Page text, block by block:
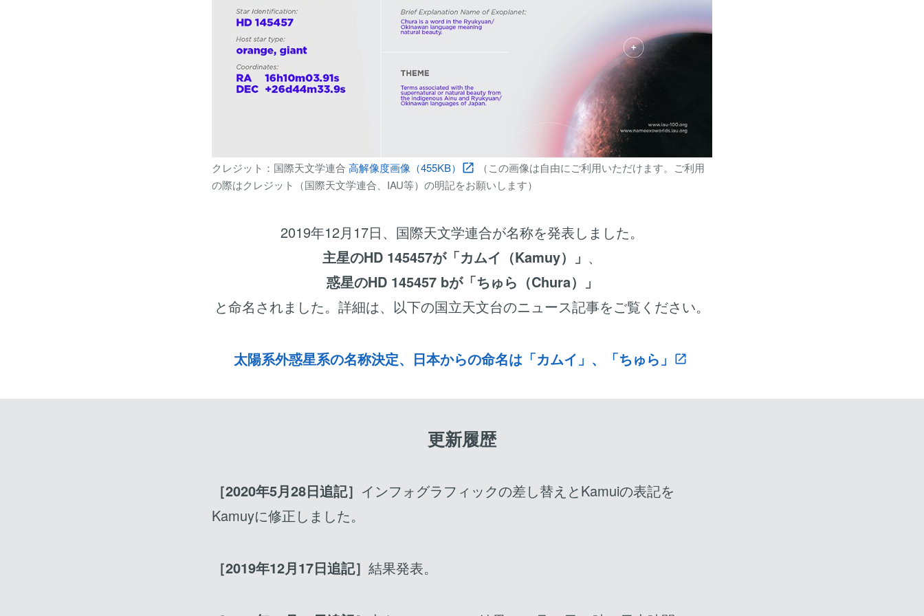
クレジット：国際天文学連合 高解像度画像（455KB） open_in_new
（この画像は自由にご利用いただけます。ご利用
の際はクレジット（国際天文学連合、IAU等）の明記をお願いします）
2019年12月17日、国際天文学連合が名称を発表しました。
主星のHD 145457が「カムイ（Kamuy）」 、
惑星のHD 145457 bが「ちゅら（Chura）」
と命名されました。詳細は、以下の国立天文台のニュース記事をご覧ください。
太陽系外惑星系の名称決定、日本からの命名は「カムイ」、「ちゅら」 open_in_new
更新履歴
［2020年5月28日追記］ インフォグラフィックの差し替えとKamuiの表記を
Kamuyに修正しました。
［2019年12月17日追記］ 結果発表。